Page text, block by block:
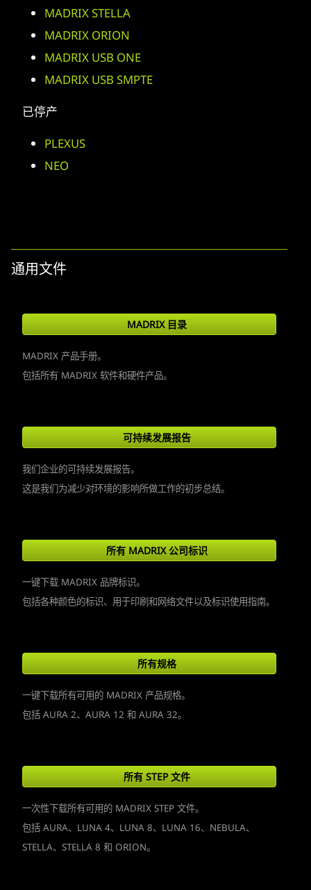
MADRIX STELLA
MADRIX ORION
MADRIX USB ONE
MADRIX USB SMPTE
已停产
PLEXUS
NEO
通用文件
MADRIX 目录
MADRIX 产品手册。
包括所有 MADRIX 软件和硬件产品。
可持续发展报告
我们企业的可持续发展报告。
这是我们为减少对环境的影响所做工作的初步总结。
所有 MADRIX 公司标识
一键下载 MADRIX 品牌标识。
包括各种颜色的标识、用于印刷和网络文件以及标识使用指南。
所有规格
一键下载所有可用的 MADRIX 产品规格。
包括 AURA 2、AURA 12 和 AURA 32。
所有 STEP 文件
一次性下载所有可用的 MADRIX STEP 文件。
包括 AURA、LUNA 4、LUNA 8、LUNA 16、NEBULA、
STELLA、STELLA 8 和 ORION。